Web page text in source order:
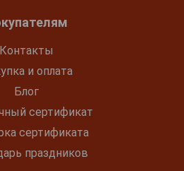
Контакты
и оплата
Блог
сертификат
сертификата
праздников